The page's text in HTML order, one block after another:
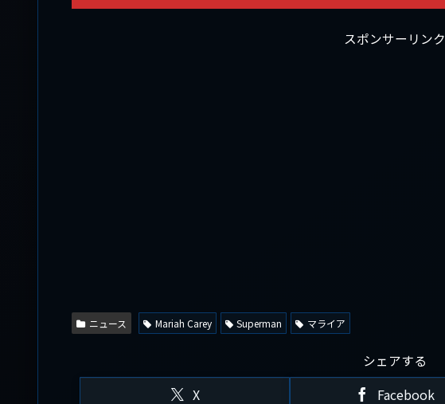
スポンサーリンク
ニュース Mariah Carey Superman マライア
シェアする
X Facebook